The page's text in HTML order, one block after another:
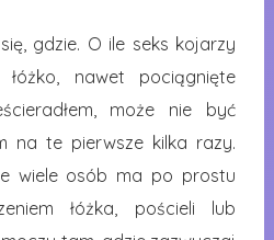
gdzie. O ile seks kojarzy
nawet pociągnięte
może nie być
na te pierwsze kilka razy.
wiele osób ma po prostu
łóżka, pościeli lub